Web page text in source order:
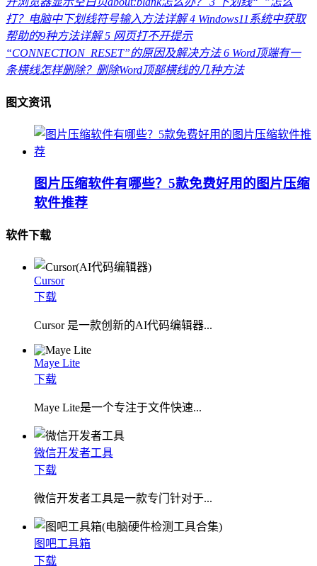
打？电脑中下划线符号输入方法详解 4 Windows11系统中获取
帮助的9种方法详解 5 网页打不开提示
“CONNECTION_RESET”的原因及解决方法 6 Word顶端有一
条横线怎样删除？删除Word顶部横线的几种方法
图文资讯
图片压缩软件有哪些？5款免费好用的图片压缩
软件推荐
软件下载
Cursor
下载
Cursor 是一款创新的AI代码编辑器...
Maye Lite
下载
​Maye Lite是一个专注于文件快速...
微信开发者工具
下载
微信开发者工具是一款专门针对于...
图吧工具箱
下载